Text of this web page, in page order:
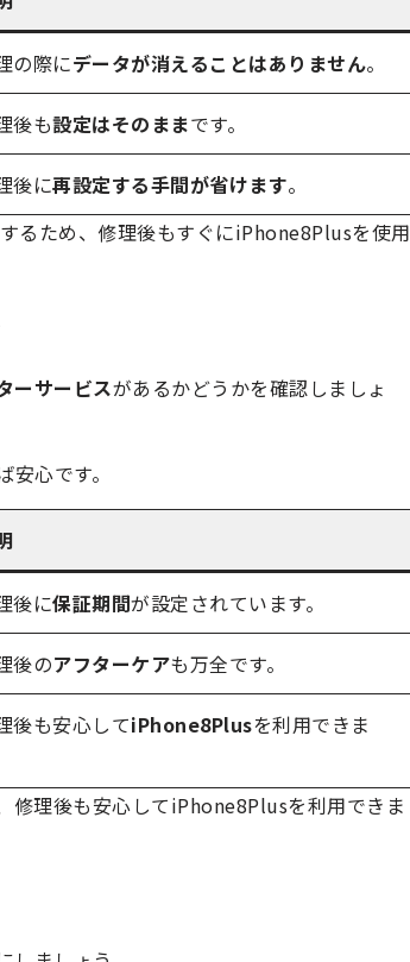
の際にデータが消えることはありません。
後も設定はそのままです。
後に再設定する手間が省けます。
るため、修理後もすぐにiPhone8Plusを使用
ーサービスがあるかどうかを確認しましょ
心です。
後に保証期間が設定されています。
後のアフターケアも万全です。
後も安心してiPhone8Plusを利用できま
修理後も安心してiPhone8Plusを利用できま